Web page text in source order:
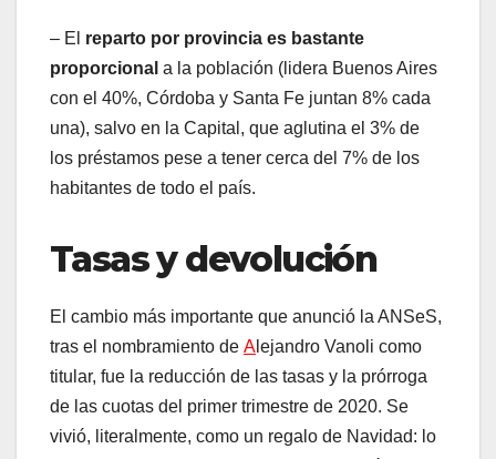
– El reparto por provincia es bastante
proporcional a la población (lidera Buenos Aires
con el 40%, Córdoba y Santa Fe juntan 8% cada
una), salvo en la Capital, que aglutina el 3% de
los préstamos pese a tener cerca del 7% de los
habitantes de todo el país.
Tasas y devolución
El cambio más importante que anunció la ANSeS,
tras el nombramiento de A lejandro Vanoli como
titular, fue la reducción de las tasas y la prórroga
de las cuotas del primer trimestre de 2020. Se
vivió, literalmente, como un regalo de Navidad: lo